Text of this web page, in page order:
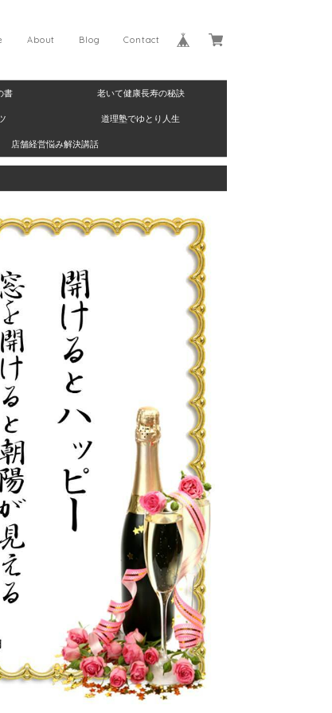
Contact
Blog
About
書 老いて健康長寿の秘訣
道理塾でゆとり人生
店舗経営悩み解決講話